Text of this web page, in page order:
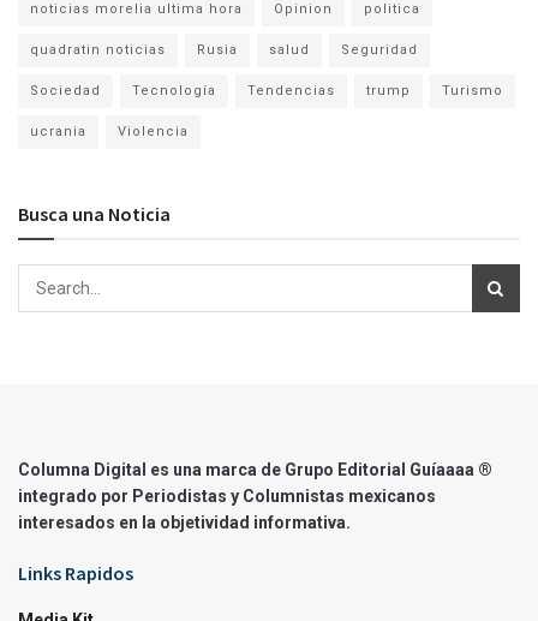
noticias morelia ultima hora Opinion politica
quadratin noticias Rusia salud Seguridad
Sociedad Tecnología Tendencias trump Turismo
ucrania Violencia
Busca una Noticia
Columna Digital es una marca de Grupo Editorial Guíaaaa ®
integrado por Periodistas y Columnistas mexicanos
interesados en la objetividad informativa.
Links Rapidos